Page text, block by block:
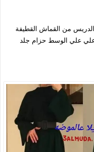
من القماش القطيفة
علي الوسط حزام جلد